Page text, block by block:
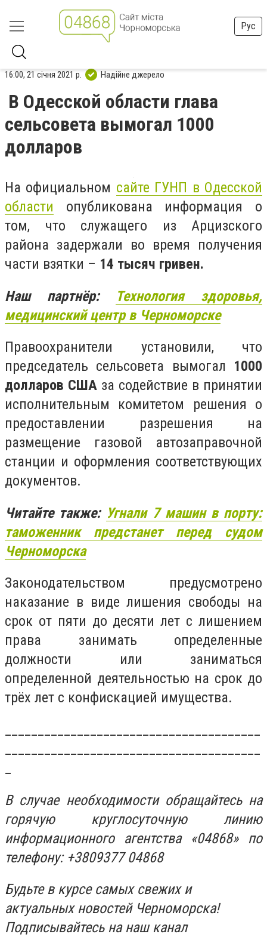
Рус
16:00, 21 січня 2021 р. Надійне джерело
В Одесской области глава
сельсовета вымогал 1000
долларов
На официальном сайте ГУНП в Одесской
области опубликована информация о
том, что служащего из Арцизского
района задержали во время получения
части взятки – 14 тысяч гривен.
Наш партнёр:
Технология здоровья,
медицинский центр в Черноморске
Правоохранители установили, что
председатель сельсовета вымогал 1000
долларов США за содействие в принятии
исполнительным комитетом решения о
предоставлении разрешения на
размещение газовой автозаправочной
станции и оформления соответствующих
документов.
Читайте также: Угнали 7 машин в порту:
таможенник предстанет перед судом
Черноморска
Законодательством предусмотрено
наказание в виде лишения свободы на
срок от пяти до десяти лет с лишением
права занимать определенные
должности или заниматься
определенной деятельностью на срок до
трёх лет с конфискацией имущества.
В случае необходимости обращайтесь на
горячую круглосуточную линию
информационного агентства «04868» по
телефону: +3809377 04868
Будьте в курсе самых свежих и
актуальных новостей Черноморска!
Подписывайтесь на наш канал